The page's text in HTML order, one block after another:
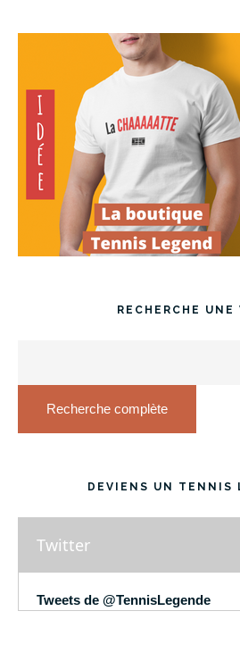
RECHERCHE UNE
Recherche complète
DEVIENS UN TENNIS
Twitter
Tweets de @TennisLegende